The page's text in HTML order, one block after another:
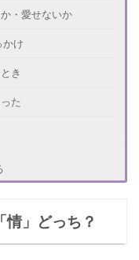
・愛せないか
け
き
た
」どっち？